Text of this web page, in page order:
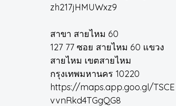
zh217jHMUWxz9
สาขา สายไหม 60
127 77 ซอย สายไหม 60 แขวง
สายไหม เขตสายไหม
กรุงเทพมหานคร 10220
https://maps.app.goo.gl/TSCE
vvnRkd4TGgQG8